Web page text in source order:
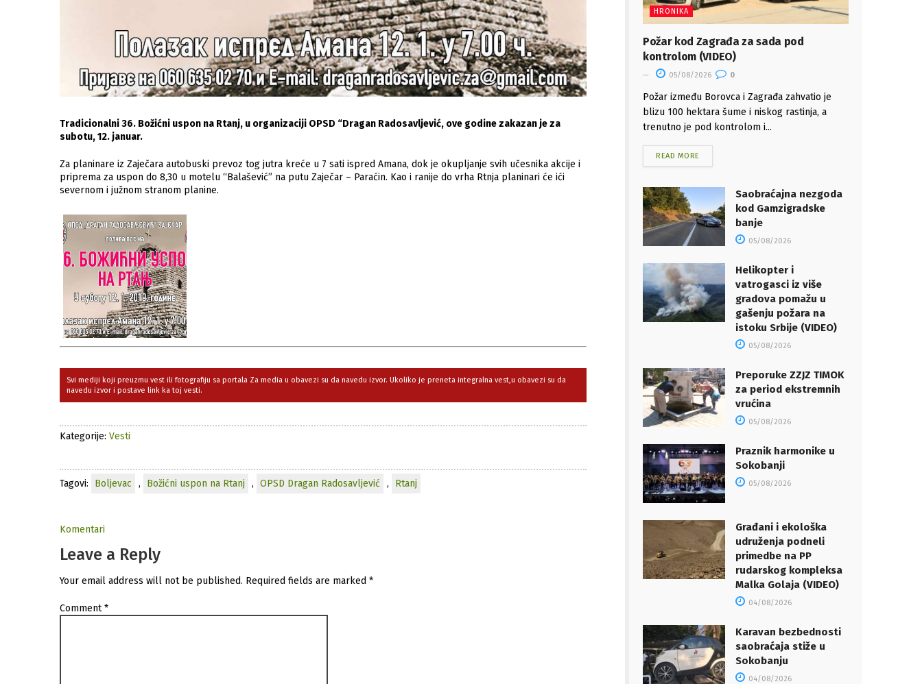
Tradicionalni 36. Božićni uspon na Rtanj, u organizaciji OPSD “Dragan Radosavljević, ove godine zakazan je za
subotu, 12. januar.
Za planinare iz Zaječara autobuski prevoz tog jutra kreće u 7 sati ispred Amana, dok je okupljanje svih učesnika akcije i
priprema za uspon do 8,30 u motelu “Balašević” na putu Zaječar – Paraćin. Kao i ranije do vrha Rtnja planinari će ići
severnom i južnom stranom planine.
Svi mediji koji preuzmu vest ili fotografiju sa portala Za media u obavezi su da navedu izvor. Ukoliko je preneta integralna vest,u obavezi su da
navedu izvor i postave link ka toj vesti.
Kategorije: Vesti
Tagovi: Boljevac , Božićni uspon na Rtanj , OPSD Dragan Radosavljević , Rtanj
Komentari
Leave a Reply
Your email address will not be published. Required fields are marked *
Comment*
HRONIKA
Požar kod Zagrađa za sada pod
kontrolom (VIDEO)
05/08/2026 0
Požar između Borovca i Zagrađa zahvatio je
blizu 100 hektara šume i niskog rastinja, a
trenutno je pod kontrolom i...
READ MORE
Saobraćajna nezgoda
kod Gamzigradske
banje
05/08/2026
Helikopter i
vatrogasci iz više
gradova pomažu u
gašenju požara na
istoku Srbije (VIDEO)
05/08/2026
Preporuke ZZJZ TIMOK
za period ekstremnih
vrućina
05/08/2026
Praznik harmonike u
Sokobanji
05/08/2026
Građani i ekološka
udruženja podneli
primedbe na PP
rudarskog kompleksa
Malka Golaja (VIDEO)
04/08/2026
Karavan bezbednosti
saobraćaja stiže u
Sokobanju
04/08/2026